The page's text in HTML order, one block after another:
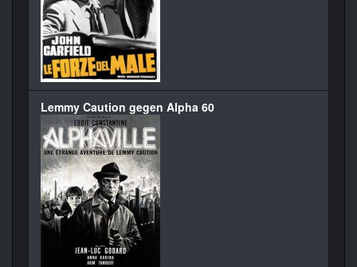
Lemmy Caution gegen Alpha 60